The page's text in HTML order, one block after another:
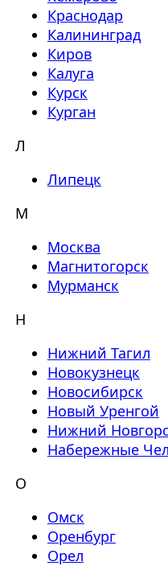
Краснодар
Калининград
Киров
Калуга
Курск
Курган
Л
Липецк
М
Москва
Магнитогорск
Мурманск
Н
Нижний Тагил
Новокузнецк
Новосибирск
Новый Уренгой
Нижний
Набережные
О
Омск
Оренбург
Орел